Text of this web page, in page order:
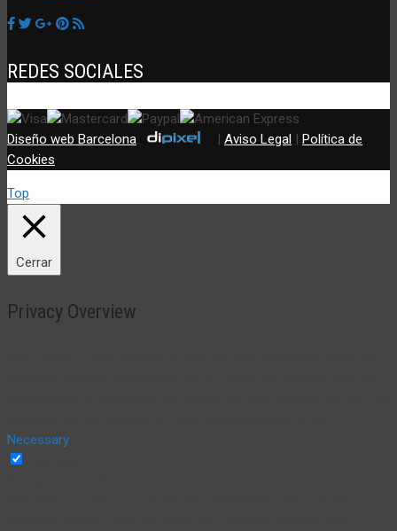
REDES SOCIALES
Diseño web Barcelona: | Aviso Legal | Política de
Cookies
Top
Cerrar
Privacy Overview
Necessary